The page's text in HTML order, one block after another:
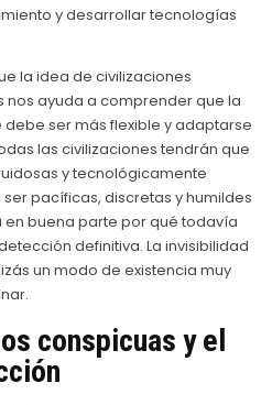
y desarrollar tecnologías
la idea de civilizaciones
nos ayuda a comprender que la
ser más flexible y adaptarse
las civilizaciones tendrán que
y tecnológicamente
pacíficas, discretas y humildes
en buena parte por qué todavía
definitiva. La invisibilidad
un modo de existencia muy
conspicuas y el